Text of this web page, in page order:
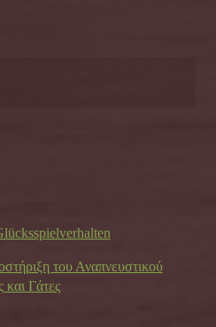
του Αναπνευστικού
και Γάτες